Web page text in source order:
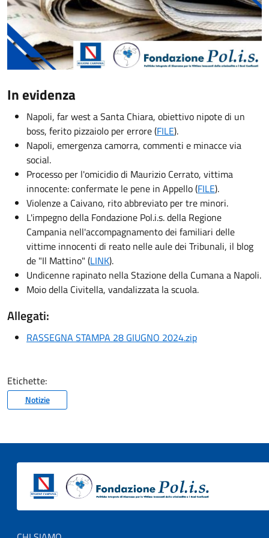
In evidenza
Napoli, far west a Santa Chiara, obiettivo nipote di un
boss, ferito pizzaiolo per errore (FILE).
Napoli, emergenza camorra, commenti e minacce via
social.
Processo per l'omicidio di Maurizio Cerrato, vittima
innocente: confermate le pene in Appello (FILE).
Violenze a Caivano, rito abbreviato per tre minori.
L'impegno della Fondazione Pol.i.s. della Regione
Campania nell'accompagnamento dei familiari delle
vittime innocenti di reato nelle aule dei Tribunali, il blog
de "Il Mattino" (LINK).
Undicenne rapinato nella Stazione della Cumana a Napoli.
Moio della Civitella, vandalizzata la scuola.
Allegati:
RASSEGNA STAMPA 28 GIUGNO 2024.zip
Etichette:
Notizie